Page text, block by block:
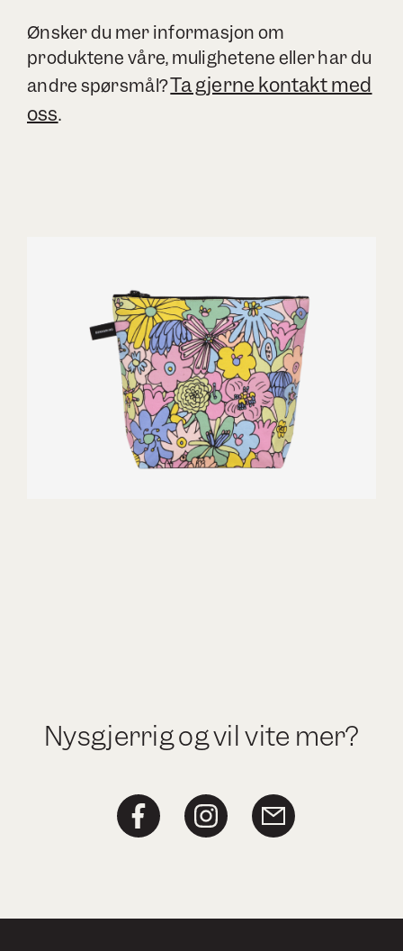
Ønsker du mer informasjon om
produktene våre, mulighetene eller har du
andre spørsmål?Ta gjerne kontakt med
oss.
Nysgjerrig og vil vite mer?